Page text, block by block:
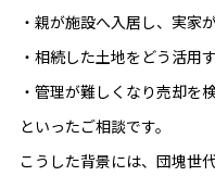
・親が施設へ入居し、実家
・相続した土地をどう活用
・管理が難しくなり売却を
といったご相談です。
こうした背景には、団塊世